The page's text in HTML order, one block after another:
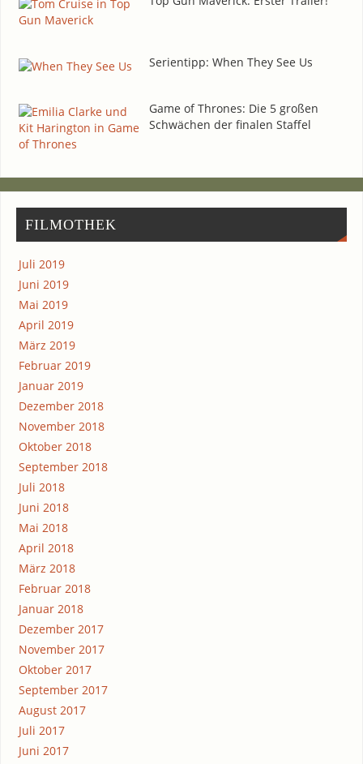
Seri­en­tipp: When They See Us
Game of Thro­nes: Die 5 gro­ßen
Schwä­chen der fina­len Staffel
FIL­MO­THEK
Juli 2019
Juni 2019
Mai 2019
April 2019
März 2019
Februar 2019
Januar 2019
Dezember 2018
November 2018
Oktober 2018
September 2018
Juli 2018
Juni 2018
Mai 2018
April 2018
März 2018
Februar 2018
Januar 2018
Dezember 2017
November 2017
Oktober 2017
September 2017
August 2017
Juli 2017
Juni 2017